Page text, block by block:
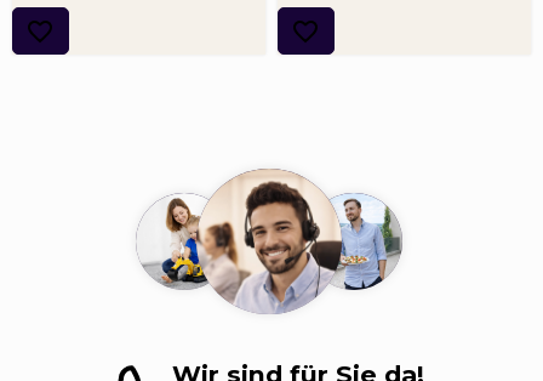
Wir sind für Sie da!